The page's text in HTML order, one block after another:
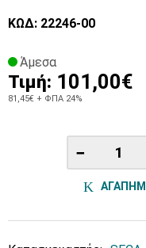
ΚΩΔ: 22246-00
Άμεσα
Τιμή: 101,00€
81,45€ + ΦΠΑ 24%
−